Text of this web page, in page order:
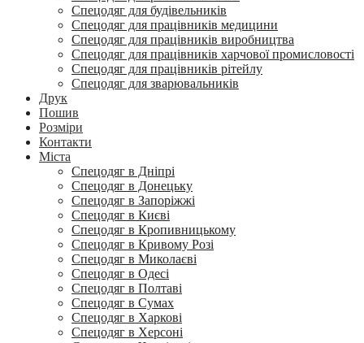
Спецодяг для будівельників
Спецодяг для працівників медицини
Спецодяг для працівників виробництва
Спецодяг для працівників харчової промисловості
Спецодяг для працівників рітейлу
Спецодяг для зварювальників
Друк
Пошив
Розміри
Контакти
Міста
Спецодяг в Дніпрі
Спецодяг в Донецьку
Спецодяг в Запоріжжі
Спецодяг в Києві
Спецодяг в Кропивницькому
Спецодяг в Кривому Розі
Спецодяг в Миколаєві
Спецодяг в Одесі
Спецодяг в Полтаві
Спецодяг в Сумах
Спецодяг в Харкові
Спецодяг в Херсоні